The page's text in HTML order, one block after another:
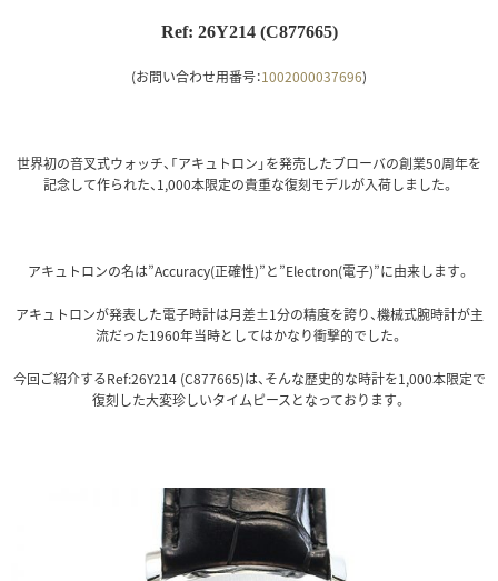
Ref: 26Y214 (C877665)
(お問い合わせ用番号：1002000037696)
世界初の音叉式ウォッチ、「アキュトロン」を発売したブローバの創業50周年を
記念して作られた、1,000本限定の貴重な復刻モデルが入荷しました。
アキュトロンの名は”Accuracy(正確性)”と”Electron(電子)”に由来します。
アキュトロンが発表した電子時計は月差±1分の精度を誇り、機械式腕時計が主
流だった1960年当時としてはかなり衝撃的でした。
今回ご紹介するRef:26Y214 (C877665)は、そんな歴史的な時計を1,000本限定で
復刻した大変珍しいタイムピースとなっております。